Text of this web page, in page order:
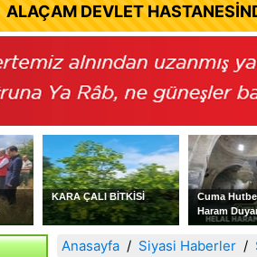
ALAÇAM DEVLET
KARA ÇALI BİTKİSİ
Cuma
Haram
Anasayfa Siyasi Haberler